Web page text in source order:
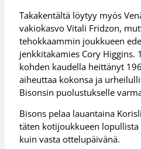
Takakentältä löytyy myös
vakiokasvo Vitali Fridzon,
tehokkaammin joukkueen
jenkkitakamies Cory Higgins.
kohden kaudella heittänyt
aiheuttaa kokonsa ja
Bisonsin puolustukselle
Bisons pelaa lauantaina
täten kotijoukkueen
kuin vasta ottelupäivänä.